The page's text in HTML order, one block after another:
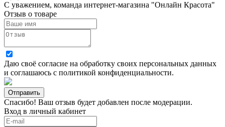
С уважением, команда интернет-магазина "Онлайн Красота"
Отзыв о товаре
Даю своё согласие на обработку своих персональных данных
и соглашаюсь с политикой конфиденциальности.
Спасибо! Ваш отзыв будет добавлен после модерации.
Вход в личный кабинет